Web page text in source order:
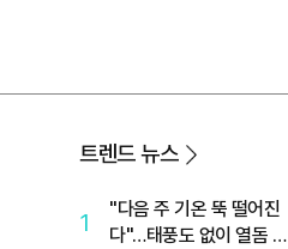
트렌드 뉴스
1
"다음 주 기온 뚝 떨어진
다"…태풍도 없이 열돔 박